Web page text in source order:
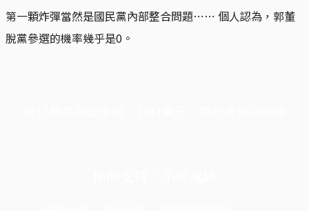
第一顆炸彈當然是國民黨內部整合問題⋯⋯ 個人認為，郭董
脫黨參選的機率幾乎是0。